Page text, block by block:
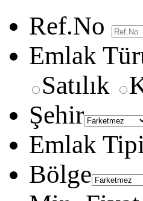
Ref.No
Emlak
Satılık
Şehir
Emlak Tipi
Bölge